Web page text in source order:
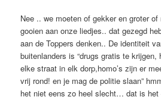
Nee .. we moeten of gekker en groter
gooien aan onze liedjes.. dat gezegd
aan de Toppers denken.. De identiteit
buitenlanders is “drugs gratis te
elke straat in elk dorp,homo’s zijn er
vrij rond! en je mag de politie slaan”
het niet eens zo heel slecht… dat is